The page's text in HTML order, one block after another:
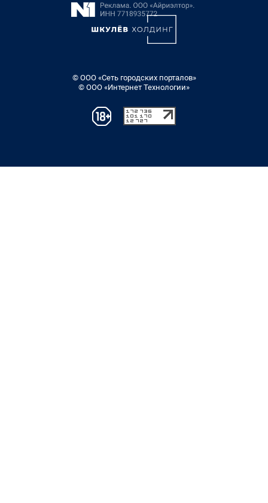
© ООО «Сеть городских порталов»
© ООО «Интернет Технологии»